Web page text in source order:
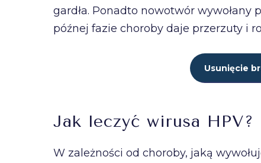
gardła. Ponadto nowotwór wywołany
późnej fazie choroby daje przerzuty i
Usunięcie
Jak leczyć wirusa HPV?
W zależności od choroby, jaką